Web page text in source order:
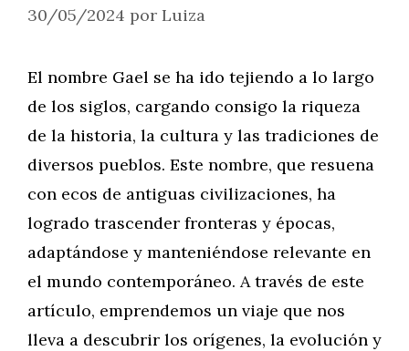
30/05/2024 por Luiza
El nombre Gael se ha ido tejiendo a lo largo
de los siglos, cargando consigo la riqueza
de la historia, la cultura y las tradiciones de
diversos pueblos. Este nombre, que resuena
con ecos de antiguas civilizaciones, ha
logrado trascender fronteras y épocas,
adaptándose y manteniéndose relevante en
el mundo contemporáneo. A través de este
artículo, emprendemos un viaje que nos
lleva a descubrir los orígenes, la evolución y